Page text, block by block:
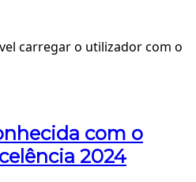
carregar o utilizador com o
com o
2024